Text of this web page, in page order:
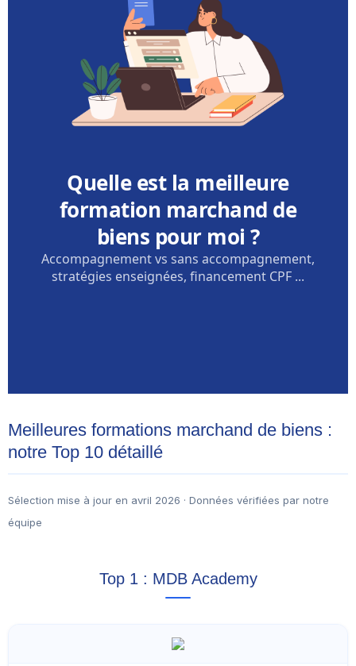
Meilleures formations marchand de biens :
notre Top 10 détaillé
Sélection mise à jour en avril 2026 · Données vérifiées par notre
équipe
Top 1 : MDB Academy